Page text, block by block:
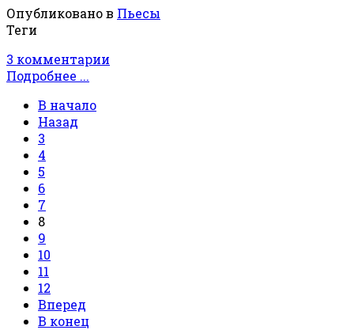
Опубликовано в Пьесы
Теги
3 комментарии
Подробнее ...
В начало
Назад
3
4
5
6
7
8
9
10
11
12
Вперед
В конец